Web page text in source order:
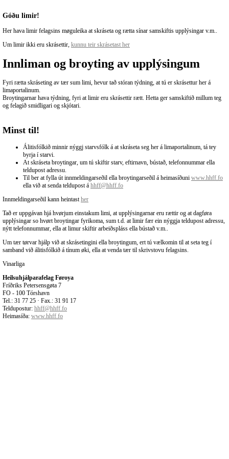
Góðu limir!
Her hava limir felagsins møguleika at skráseta og rætta sínar samskiftis upplýsingar v.m..
Um limir ikki eru skrásettir, kunnu teir skrásetast her
Innliman og broyting av upplýsingum
Fyri rætta skráseting av tær sum limi, hevur tað stóran týdning, at tú er skrásettur her á
limaportalinum.
Broytingarnar hava týdning, fyri at limir eru skrásettir rætt. Hetta ger samskiftið millum teg
og felagið smidligari og skjótari.
Minst til!
Álitisfólkið minnir nýggj starvsfólk á at skráseta seg her á limaportalinum, tá tey
byrja í starvi.
At skráseta broytingar, um tú skiftir starv, eftirnavn, bústað, telefonnummar ella
teldupost adressu.
Til ber at fylla út innmeldingarseðil ella broytingarseðil á heimasíðuni www.hhff.fo
ella við at senda teldupost á hhff@hhff.fo
Innmeldingarseðil kann heintasther
Tað er uppgávan hjá hvørjum einstakum limi, at upplýsingarnar eru rættir og at dagføra
upplýsingar so hvørt broytingar fyrikoma, sum t.d. at limir fær ein nýggja teldupost adressu,
nýtt telefonnummar, ella at limur skiftir arbeiðspláss ella bústað v.m..
Um tær tørvar hjálp við at skrásetingini ella broytingum, ert tú vælkomin til at seta teg í
samband við álitisfólkið á tínum øki, ella at venda tær til skrivstovu felagsins.
Vinarliga
Heilsuhjálparafelag Føroya
Fríðriks Petersensgøta 7
FO - 100 Tórshavn
Tel.: 31 77 25 · Fax.: 31 91 17
Teldupostur: hhff@hhff.fo
Heimasíða: www.hhff.fo